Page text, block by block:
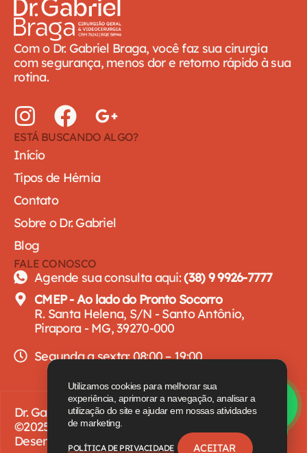
Com o Dr. Gabriel Braga, você faz sua cirurgia
com segurança, menos dor e retorno rápido à sua
rotina.
ESTÁ BUSCANDO ALGO?
Início
Tipos de Hérnia
Contato
Sobre o Dr. Gabriel
Blog
FALE CONOSCO
Agende sua consulta aqui:(38) 9 9926-7777
CMEP - Ao lado do Pronto Socorro
R. Santa Helena, S/N - Santo Antônio,
Pirapora - MG, 39270-000
Segunda a sexta: 08:00 – 19:00
Dr. Gabriel Braga – Todos os direitos reservados
©2025
Desenvolvido por
Utilizamos cookies para melhorar sua
experiência, aprimorar a navegação, analisar a
utilização do site e ajudar em nossas atividades
de marketing.
POLÍTICA DE PRIVACIDADE ACEITAR